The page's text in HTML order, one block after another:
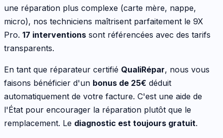
une réparation plus complexe (carte mère, nappe,
micro), nos techniciens maîtrisent parfaitement le 9X
Pro. 17 interventions sont référencées avec des tarifs
transparents.
En tant que réparateur certifié QualiRépar, nous vous
faisons bénéficier d'un bonus de 25€ déduit
automatiquement de votre facture. C'est une aide de
l'État pour encourager la réparation plutôt que le
remplacement. Le diagnostic est toujours gratuit.